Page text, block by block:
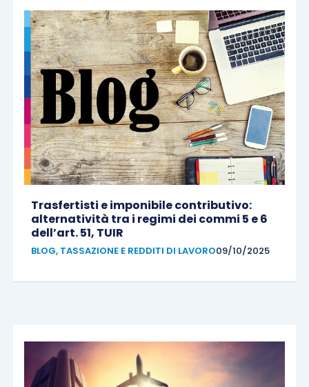
Trasfertisti e imponibile contributivo:
alternatività tra i regimi dei commi 5 e 6
dell’art. 51, TUIR
BLOG, TASSAZIONE E REDDITI DI LAVORO09/10/2025